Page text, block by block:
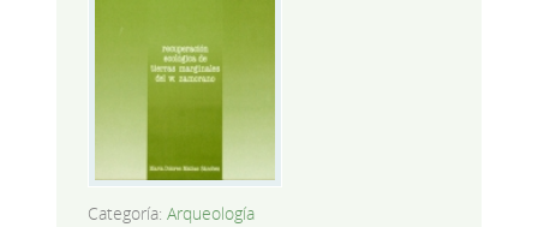
Categoría: Arqueología